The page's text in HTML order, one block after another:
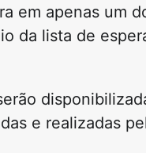
em apenas um
da lista de
e realizadas